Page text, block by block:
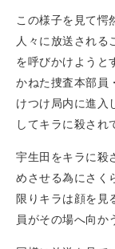
この様子を見て愕
人々に放送される
を呼びかけようと
かねた捜査本部員
けつけ局内に進入
してキラに殺され
宇生田をキラに殺
めさせる為にさく
限りキラは顔を見
員がその場へ向か